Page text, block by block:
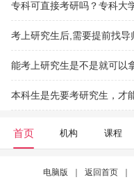
首页 机构 课程
电脑版 返回首页